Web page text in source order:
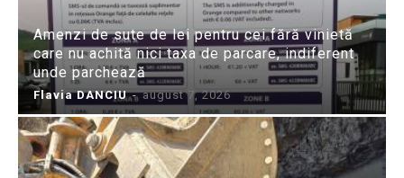
Amenzi de sute de lei pentru cei fără vinietă
care nu achită nici taxa de parcare, indiferent
unde parchează
Flavia DANCIU - august 7, 2026